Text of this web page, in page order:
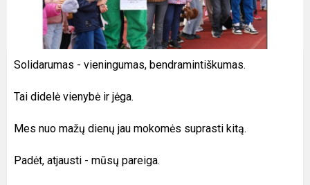
Solidarumas - vieningumas, bendramintiškumas.
Tai didelė vienybė ir jėga.
Mes nuo mažų dienų jau mokomės suprasti kitą.
Padėt, atjausti - mūsų pareiga.